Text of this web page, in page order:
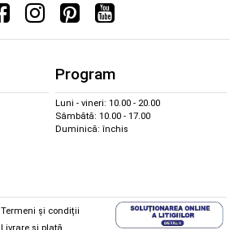
Program
Luni - vineri: 10.00 - 20.00
Sâmbătă: 10.00 - 17.00
Duminică: închis
Termeni și condiții
Livrare și plată